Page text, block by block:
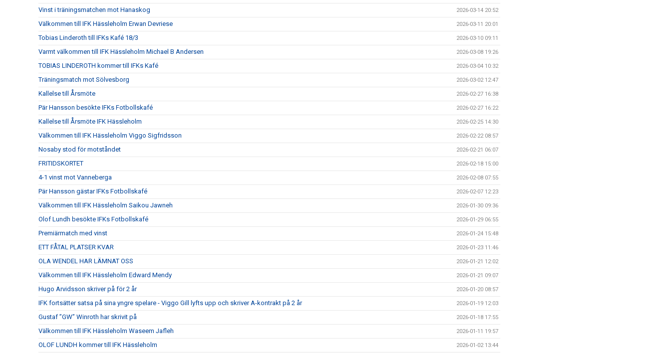
Vinst i träningsmatchen mot Hanaskog 2026-03-14 20:52
Välkommen till IFK Hässleholm Erwan Devriese 2026-03-11 20:01
Tobias Linderoth till IFKs Kafé 18/3 2026-03-10 09:11
Varmt välkommen till IFK Hässleholm Michael B Andersen 2026-03-08 19:26
TOBIAS LINDEROTH kommer till IFKs Kafé 2026-03-04 10:32
Träningsmatch mot Sölvesborg 2026-03-02 12:47
Kallelse till Årsmöte 2026-02-27 16:38
Pär Hansson besökte IFKs Fotbollskafé 2026-02-27 16:22
Kallelse till Årsmöte IFK Hässleholm 2026-02-25 14:30
Välkommen till IFK Hässleholm Viggo Sigfridsson 2026-02-22 08:57
Nosaby stod för motståndet 2026-02-21 06:07
FRITIDSKORTET 2026-02-18 15:00
4-1 vinst mot Vanneberga 2026-02-08 07:55
Pär Hansson gästar IFKs Fotbollskafé 2026-02-07 12:23
Välkommen till IFK Hässleholm Saikou Jawneh 2026-01-30 09:36
Olof Lundh besökte IFKs Fotbollskafé 2026-01-29 06:55
Premiärmatch med vinst 2026-01-24 15:48
ETT FÅTAL PLATSER KVAR 2026-01-23 11:46
OLA WENDEL HAR LÄMNAT OSS 2026-01-21 12:02
Välkommen till IFK Hässleholm Edward Mendy 2026-01-21 09:07
Hugo Arvidsson skriver på för 2 år 2026-01-20 08:57
IFK fortsätter satsa på sina yngre spelare - Viggo Gill lyfts upp och skriver A-kontrakt på 2 år 2026-01-19 12:03
Gustaf ”GW” Winroth har skrivit på 2026-01-18 17:55
Välkommen till IFK Hässleholm Waseem Jafleh 2026-01-11 19:57
OLOF LUNDH kommer till IFK Hässleholm 2026-01-02 13:44